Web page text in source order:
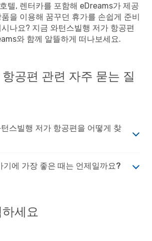
텔, 렌터카를 포함해 eDreams가 제공
을 이용해 꿈꾸던 휴가를 손쉽게 준비
나요? 지금 와턴스빌행 저가 항공편
와 함께 알뜰하게 떠나보세요.
공편 관련 자주 묻는 질
스빌행 저가 항공편을 어떻게 찾
기에 가장 좋은 때는 언제일까요?
세요